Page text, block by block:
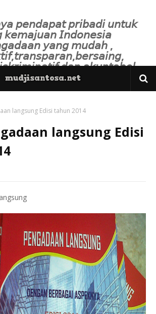
𝘱𝘦𝘯𝘥𝘢𝘱𝘢𝘵 𝘱𝘳𝘪𝘣𝘢𝘥𝘪 𝘶𝘯𝘵𝘶𝘬
𝘐𝘯𝘥𝘰𝘯𝘦𝘴𝘪𝘢
𝘺𝘢𝘯𝘨 𝘮𝘶𝘥𝘢𝘩 ,
𝘥𝘢𝘯 𝘢𝘬𝘶𝘯𝘵𝘢𝘣𝘦𝘭.
langsung Edisi tahun 2014
langsung Edisi